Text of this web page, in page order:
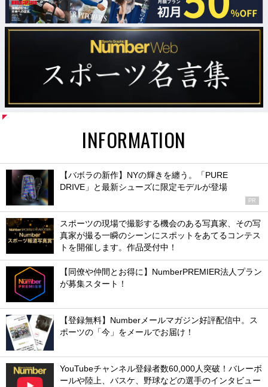
INFORMATION
【バボラの新作】NYの輝きを纏う。「PURE
DRIVE」と最新シューズに限定モデルが登場
PR
スポーツの現場で撮影する機会のある写真家、その写
真家が撮る一瞬のシーンにスポットをあてるコンテス
トを開催します。作品受付中！
【同僚や仲間とお得に】NumberPREMIER法人プラン
が募集スタート！
【登録無料】Numberメールマガジン好評配信中。ス
ポーツの「今」をメールでお届け！
YouTubeチャンネル登録者数60,000人突破！バレーボ
ールや陸上、バスケ、野球などの選手のインタビュー